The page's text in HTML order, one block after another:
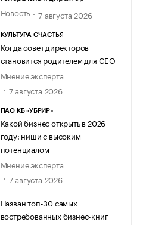
Новость
7 августа 2026
КУЛЬТУРА СЧАСТЬЯ
Когда совет директоров
становится родителем для CEO
Мнение эксперта
7 августа 2026
ПАО КБ «УБРИР»
Какой бизнес открыть в 2026
году: ниши с высоким
потенциалом
Мнение эксперта
7 августа 2026
Назван топ-30 самых
востребованных бизнес-книг